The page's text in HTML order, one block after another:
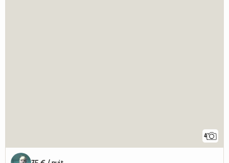
4